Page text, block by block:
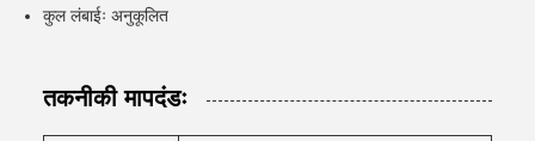
कुल लंबाईः अनुकूलित
तकनीकी मापदंडः